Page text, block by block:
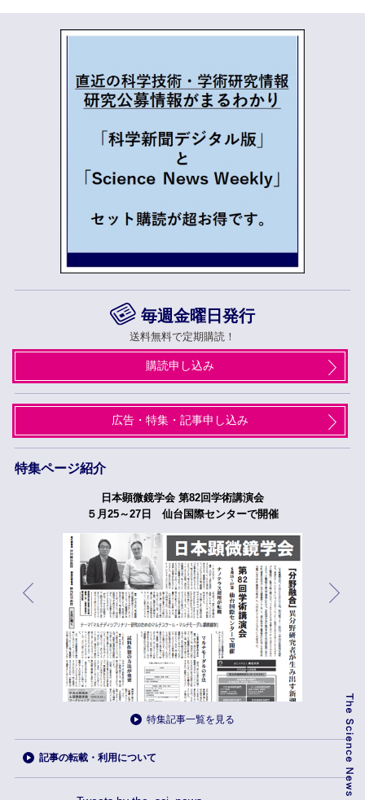
毎週金曜日発行
送料無料で定期購読！
購読申し込み
広告・特集・記事申し込み
特集ページ紹介
日本顕微鏡学会 第82回学術講演会
５月25～27日 仙台国際センターで開催
特集記事一覧を見る
記事の転載・利用について